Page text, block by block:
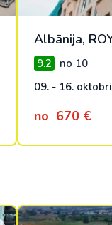
Albānija,
9.2 no 10
09. - 16.
no 670 €